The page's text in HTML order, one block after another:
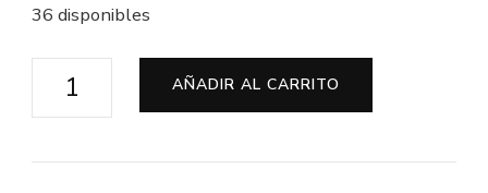
36 disponibles
AÑADIR AL CARRITO